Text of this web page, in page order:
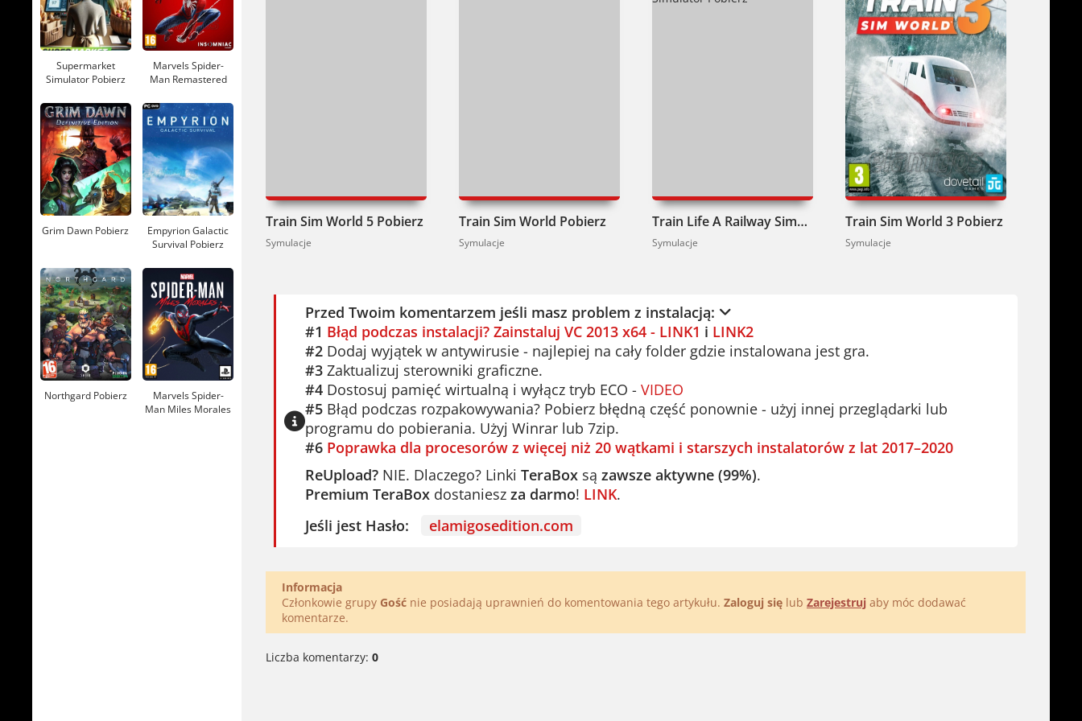
Train Sim World 5 Pobierz
Symulacje
Train Sim World Pobierz
Symulacje
Train Life A Railway Simulator Pobierz
Symulacje
Train Sim World 3 Pobierz
Symulacje
Przed Twoim komentarzem jeśli masz problem z instalacją:
#1 Błąd podczas instalacji? Zainstaluj VC 2013 x64 - LINK1 i LINK2
#2 Dodaj wyjątek w antywirusie - najlepiej na cały folder gdzie instalowana jest gra.
#3 Zaktualizuj sterowniki graficzne.
#4 Dostosuj pamięć wirtualną i wyłącz tryb ECO - VIDEO
#5 Błąd podczas rozpakowywania? Pobierz błędną część ponownie - użyj innej przeglądarki lub
programu do pobierania. Użyj Winrar lub 7zip.
#6 Poprawka dla procesorów z więcej niż 20 wątkami i starszych instalatorów z lat 2017–2020
ReUpload? NIE. Dlaczego? Linki TeraBox są zawsze aktywne (99%).
Premium TeraBox dostaniesz za darmo! LINK.
Jeśli jest Hasło:
elamigosedition.com
Informacja
Członkowie grupy Gość nie posiadają uprawnień do komentowania tego artykułu. Zaloguj się lub Zarejestruj aby móc dodawać
komentarze.
Liczba komentarzy: 0
Supermarket
Simulator Pobierz
Marvels Spider-
Man Remastered
Grim Dawn Pobierz
Empyrion Galactic
Survival Pobierz
Northgard Pobierz
Marvels Spider-
Man Miles Morales